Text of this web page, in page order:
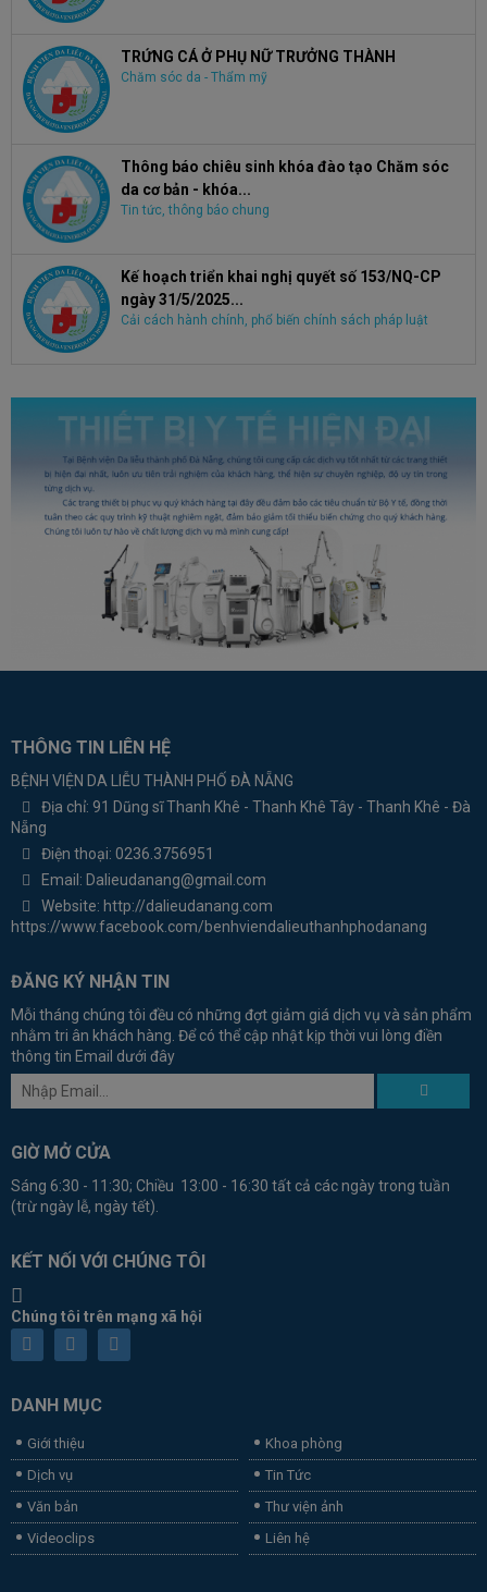
TRỨNG CÁ Ở PHỤ NỮ TRƯỞNG THÀNH
Chăm sóc da - Thẩm mỹ
Thông báo chiêu sinh khóa đào tạo Chăm sóc
da cơ bản - khóa...
Tin tức, thông báo chung
Kế hoạch triển khai nghị quyết số 153/NQ-CP
ngày 31/5/2025...
Cải cách hành chính, phổ biến chính sách pháp luật
THÔNG TIN LIÊN HỆ
BỆNH VIỆN DA LIỄU THÀNH PHỐ ĐÀ NẴNG
Địa chỉ: 91 Dũng sĩ Thanh Khê - Thanh Khê Tây - Thanh Khê - Đà
Nẵng
Điện thoại: 0236.3756951
Email: Dalieudanang@gmail.com
Website: http://dalieudanang.com
https://www.facebook.com/benhviendalieuthanhphodanang
ĐĂNG KÝ NHẬN TIN
Mỗi tháng chúng tôi đều có những đợt giảm giá dịch vụ và sản phẩm
nhằm tri ân khách hàng. Để có thể cập nhật kịp thời vui lòng điền
thông tin Email dưới đây
GIỜ MỞ CỬA
Sáng 6:30 - 11:30; Chiều 13:00 - 16:30 tất cả các ngày trong tuần
(trừ ngày lễ, ngày tết).
KẾT NỐI VỚI CHÚNG TÔI
Chúng tôi trên mạng xã hội
DANH MỤC
Giới thiệu
Khoa phòng
Dịch vụ
Tin Tức
Văn bản
Thư viện ảnh
Videoclips
Liên hệ